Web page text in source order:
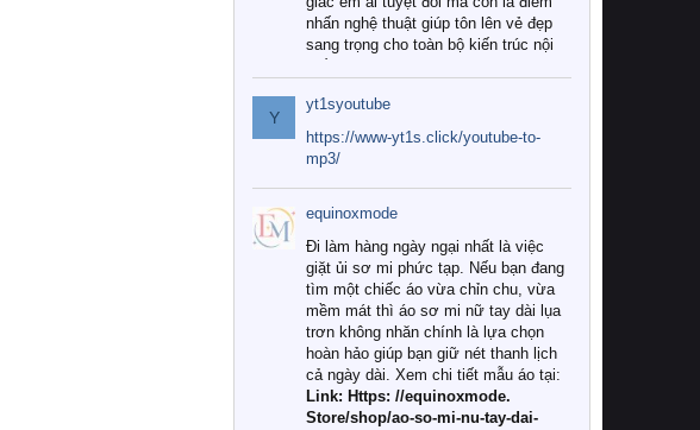
nhấn nghệ thuật giúp tôn lên vẻ đẹp
sang trọng cho toàn bộ kiến trúc nội
Tuy nhiên, giữa thị trường đa dạng
với vô vàn thương hiệu và mẫu mã
như hiện nay, làm thế nào để chọn
được những bộ chăn ga gối đệm cao
cấp thực sự chất lượng, phù hợp với
khí hậu và nhu cầu sử dụng của gia
đình? Hãy cùng chúng tôi đi tìm lời
giải đáp chi tiết qua bài viết dưới đây.
1. Tại sao các gia đình hiện đại lại ưa
chuộng chăn ga gối đệm cao cấp?
Khác với các dòng sản phẩm thông
thường, những bộ chăn ga gối đệm
cao cấp trải qua quy trình sản xuất
Y
yt1syoutube
https://www-yt1s.click/youtube-to-
mp3/
equinoxmode
Đi làm hàng ngày ngại nhất là việc
giặt ủi sơ mi phức tạp. Nếu bạn đang
tìm một chiếc áo vừa chỉn chu, vừa
mềm mát thì áo sơ mi nữ tay dài lụa
trơn không nhăn chính là lựa chọn
hoàn hảo giúp bạn giữ nét thanh lịch
cả ngày dài. Xem chi tiết mẫu áo tại:
Link: Https: //equinoxmode.
Store/shop/ao-so-mi-nu-tay-dai-